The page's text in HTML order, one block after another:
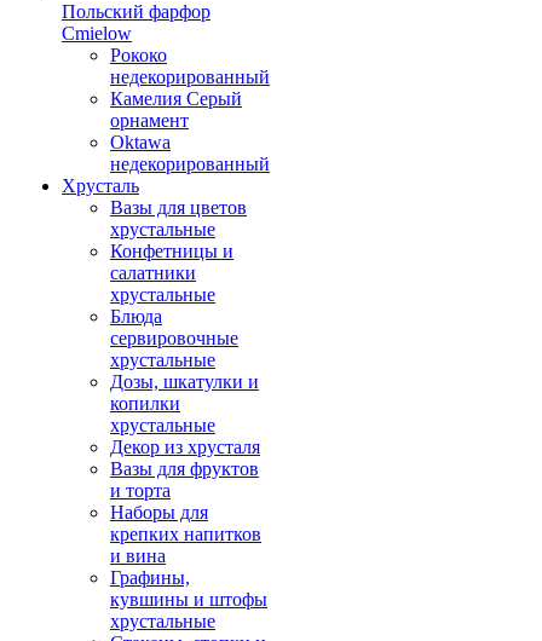
Польский фарфор
Сmielow
Рококо
недекорированный
Камелия Серый
орнамент
Oktawa
недекорированный
Хрусталь
Вазы для цветов
хрустальные
Конфетницы и
салатники
хрустальные
Блюда
сервировочные
хрустальные
Дозы, шкатулки и
копилки
хрустальные
Декор из хрусталя
Вазы для фруктов
и торта
Наборы для
крепких напитков
и вина
Графины,
кувшины и штофы
хрустальные